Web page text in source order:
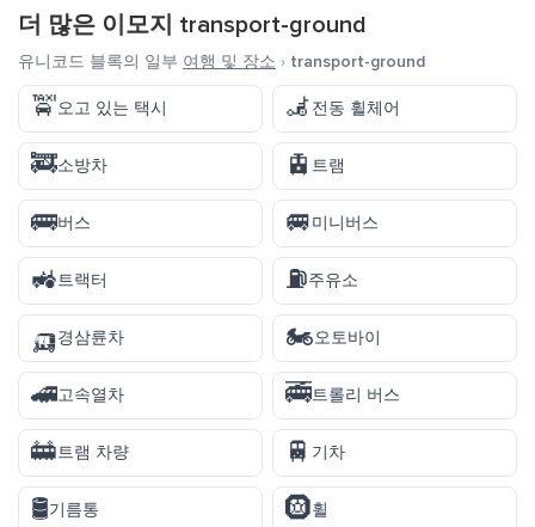
더 많은 이모지 transport-ground
유니코드 블록의 일부 여행 및 장소 › transport-ground
🚖오고 있는 택시 🦼전동 휠체어
🚒소방차 🚊 트램
🚌버스 🚐미니버스
🚜트랙터 ⛽주유소
🛺경삼륜차 🏍️오토바이
🚄고속열차 🚎트롤리 버스
🚋트램 차량 🚆 기차
🛢️기름통 🛞휠